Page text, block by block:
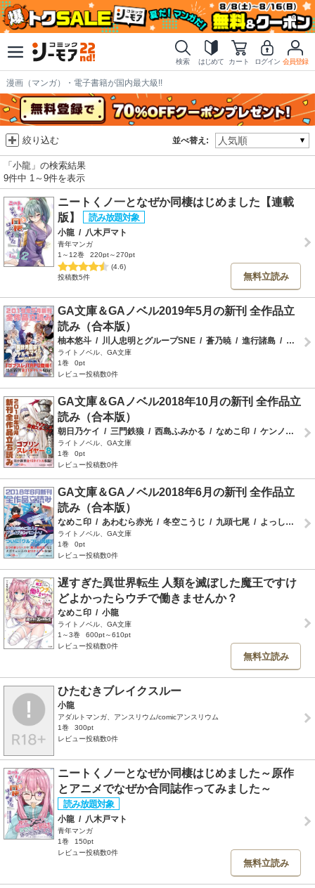
検索 はじめて カート ログイン 会員登録
漫画（マンガ）・電子書籍が国内最大級!!
並べ替え:
絞り込む
「小龍」の検索結果
9件中 1～9件を表示
ニートくノ一となぜか同棲はじめました【連載
版】
小龍 / 八木戸マト
青年マンガ
1～12巻
220pt～270pt
(4.6)
投稿数5件
無料立読み
GA文庫＆GAノベル2019年5月の新刊 全作品立
読み（合本版）
柚本悠斗 / 川人忠明とグループSNE / 蒼乃暁 / 進行諸島 /
ライトノベル、GA文庫
1巻
0pt
レビュー投稿数0件
GA文庫＆GAノベル2018年10月の新刊 全作品立
読み（合本版）
朝日乃ケイ / 三門鉄狼 / 西島ふみかる / なめこ印 / ケンノジ 蝸
ライトノベル、GA文庫
1巻
0pt
レビュー投稿数0件
GA文庫＆GAノベル2018年6月の新刊 全作品立
読み（合本版）
なめこ印 / あわむら赤光 / 冬空こうじ / 九頭七尾 / よっしゃあっ！
ライトノベル、GA文庫
1巻
0pt
レビュー投稿数0件
遅すぎた異世界転生 人類を滅ぼした魔王ですけ
どよかったらウチで働きませんか？
なめこ印 / 小龍
ライトノベル、GA文庫
1～3巻
600pt～610pt
レビュー投稿数0件
無料立読み
ひたむきブレイクスルー
小龍
アダルトマンガ、アンスリウム/comicアンスリウム
1巻
300pt
レビュー投稿数0件
ニートくノ一となぜか同棲はじめました～原作
とアニメでなぜか合同誌作ってみました～
小龍 / 八木戸マト
青年マンガ
1巻
150pt
レビュー投稿数0件
無料立読み